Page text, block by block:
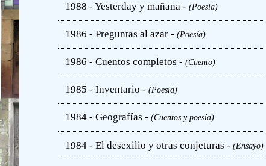
1988 - Yesterday y mañana - (Poesía)
1986 - Preguntas al azar - (Poesía)
1986 - Cuentos completos - (Cuento)
1985 - Inventario - (Poesía)
1984 - Geografías - (Cuentos y poesía)
1984 - El desexilio y otras conjeturas - (Ensayo)